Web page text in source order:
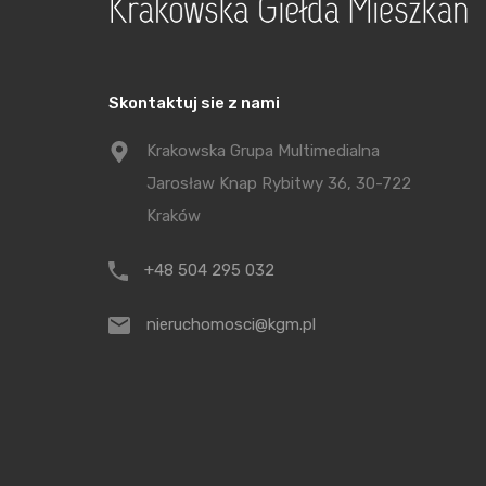
na dokonanie obiektywnej oceny przy
rodzaju zabezpieczeniem hipotecznym
zabezpieczenia np. na kliku
właściwego zakresu zabezpieczenia,
zobowiązania zabezpieczonego hipoteką
Skontaktuj sie z nami
Krakowska Grupa Multimedialna
Jarosław Knap Rybitwy 36, 30-722
Kraków
+48 504 295 032
nieruchomosci@kgm.pl